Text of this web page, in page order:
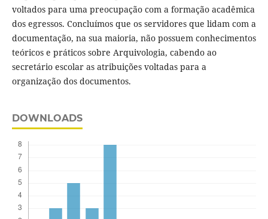
voltados para uma preocupação com a formação acadêmica
dos egressos. Concluímos que os servidores que lidam com a
documentação, na sua maioria, não possuem conhecimentos
teóricos e práticos sobre Arquivologia, cabendo ao
secretário escolar as atribuições voltadas para a
organização dos documentos.
DOWNLOADS